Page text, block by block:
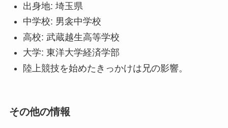
出身地: 埼玉県
中学校: 男衾中学校
高校: 武蔵越生高等学校
大学: 東洋大学経済学部
陸上競技を始めたきっかけは兄の影響。
その他の情報